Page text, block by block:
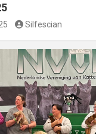
Silfescian